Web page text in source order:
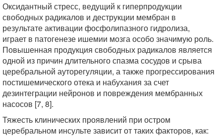
Оксидантный стресс, ведущий к гиперпродукции
свободных радикалов и деструкции мембран в
результате активации фосфолипазного гидролиза,
играет в патогенезе ишемии мозга особо значимую роль.
Повышенная продукция свободных радикалов является
одной из причин длительного спазма сосудов и срыва
церебральной ауторегуляции, а также прогрессирования
постишемического отека и набухания за счет
дезинтеграции нейронов и повреждения мембранных
насосов [7, 8].
Тяжесть клинических проявлений при остром
церебральном инсульте зависит от таких факторов, как: